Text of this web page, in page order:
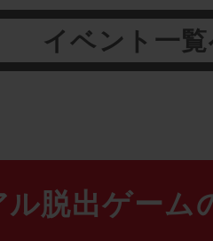
イベント一
ル脱出ゲーム